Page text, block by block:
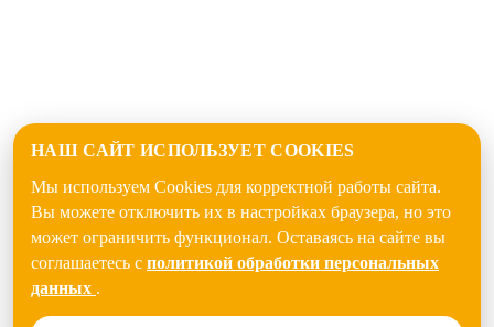
НАШ САЙТ ИСПОЛЬЗУЕТ COOKIES
Мы используем Cookies для корректной работы сайта.
Вы можете отключить их в настройках браузера, но это
может ограничить функционал. Оставаясь на сайте вы
соглашаетесь с политикой обработки персональных
данных .